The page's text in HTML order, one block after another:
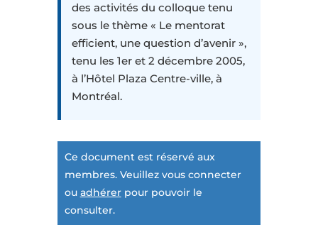
des activités du colloque tenu
sous le thème « Le mentorat
efficient, une question d’avenir »,
tenu les 1er et 2 décembre 2005,
à l’Hôtel Plaza Centre-ville, à
Montréal.
Ce document est réservé aux
membres. Veuillez vous connecter
ou adhérerpour pouvoir le
consulter.